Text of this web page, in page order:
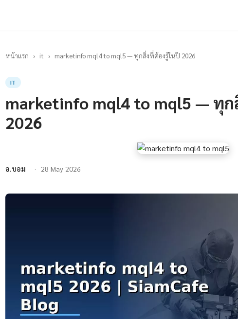
หน้าแรก › it › marketinfo mql4 to mql5 — ทุกสิ่งที่ต้องรู้ในปี 2026
IT
marketinfo mql4 to mql5 — ทุก
2026
อ.บอม 28 May 2026